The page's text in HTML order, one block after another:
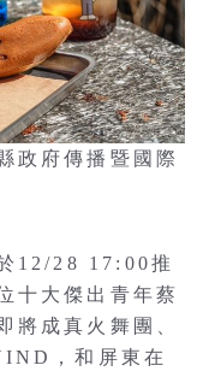
府傳播暨國際
12/28 17:00推
十大傑出青年蔡
將成真火舞團、
，和屏東在